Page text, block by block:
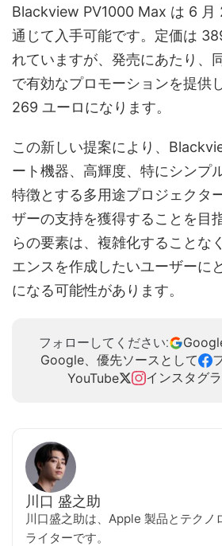
Blackview PV1000 Max は 6 月
通じて入手可能です。定価は
れていますが、発売にあたり、
で有効なプロモーションを提供
269 ユーロになります。
この新しい提案により、
ート機器、高輝度、特にシンプ
特徴とする多用途プロジェクタ
ザーの支持を獲得することを目
らの要素は、複雑化することな
エンスを作成したいユーザーに
になる可能性があります。
フォローしてください:
Google、優先ソースとして
YouTube
インスタグ
川口 盛之助
川口盛之助は、Apple 製品とテクノ
ライターです。